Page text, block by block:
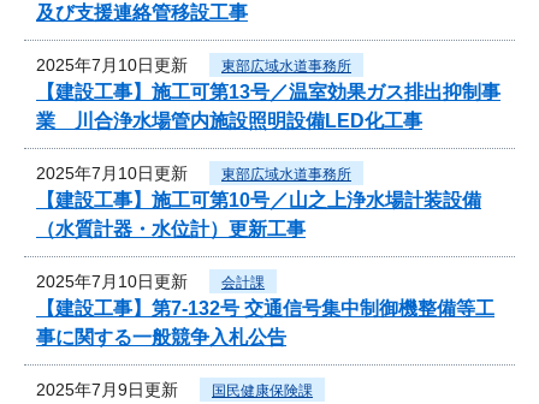
及び支援連絡管移設工事
2025年7月10日更新 東部広域水道事務所
【建設工事】施工可第13号／温室効果ガス排出抑制事
業 川合浄水場管内施設照明設備LED化工事
2025年7月10日更新 東部広域水道事務所
【建設工事】施工可第10号／山之上浄水場計装設備
（水質計器・水位計）更新工事
2025年7月10日更新 会計課
【建設工事】第7-132号 交通信号集中制御機整備等工
事に関する一般競争入札公告
2025年7月9日更新 国民健康保険課